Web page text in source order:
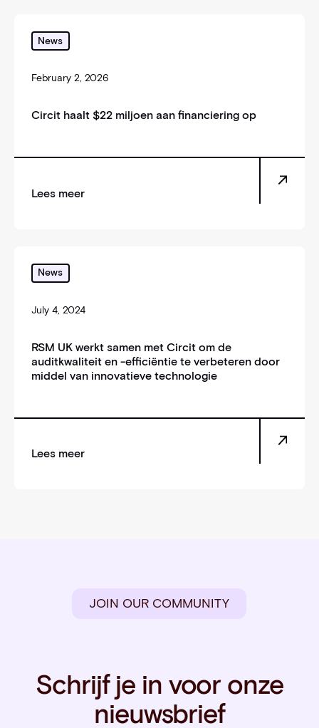
News
February 2, 2026
Circit haalt $22 miljoen aan financiering op
Lees meer
News
July 4, 2024
RSM UK werkt samen met Circit om de
auditkwaliteit en -efficiëntie te verbeteren door
middel van innovatieve technologie
Lees meer
JOIN OUR COMMUNITY
Schrijf je in voor onze
nieuwsbrief